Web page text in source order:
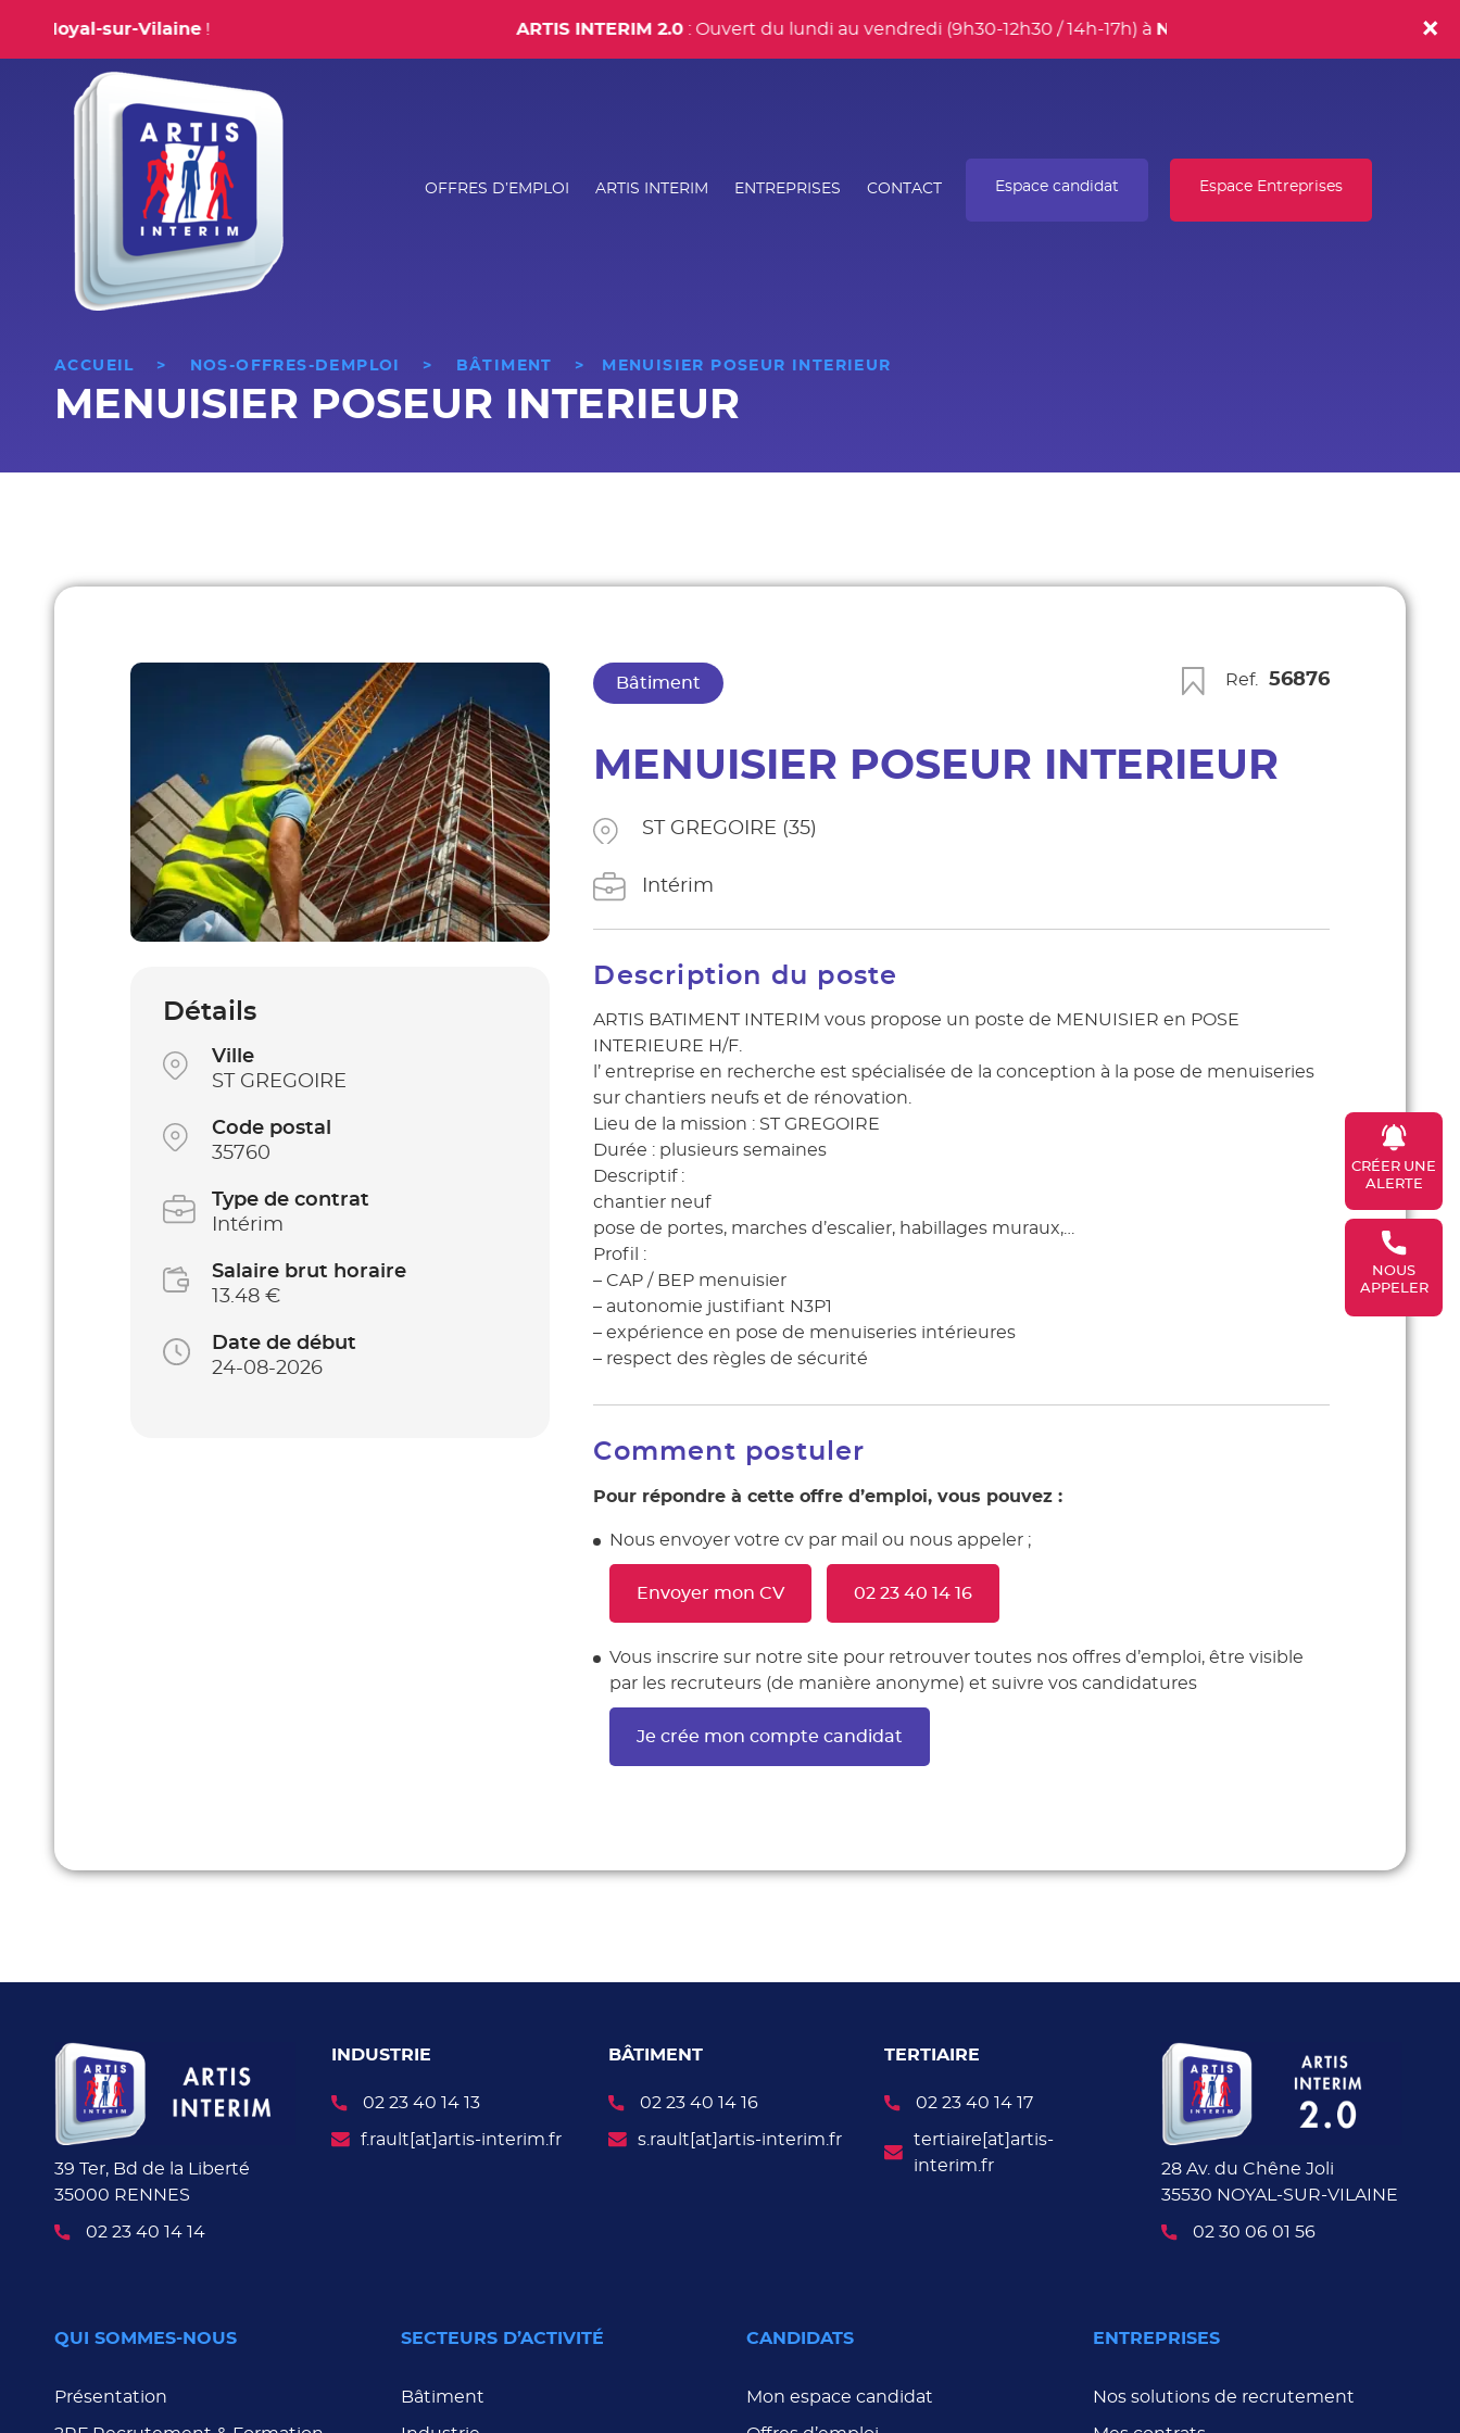
sur-Vilaine! ARTIS INTERIM 2.0 : Ouvert du lundi au vendredi (9h30-12h30 / 14h-17h) àNoyal-sur-Vilaine
Passer
Menu principal
OFFRES D’EMPLOI ARTIS INTERIM ENTREPRISES CONTACT Espace candidat Espace Entreprises
CRÉER UNE
ALERTE
NOUS
APPELER
ACCUEIL > NOS-OFFRES-DEMPLOI > BÂTIMENT > MENUISIER POSEUR INTERIEUR
MENUISIER POSEUR INTERIEUR
Bâtiment Ref. 56876
MENUISIER POSEUR INTERIEUR
ST GREGOIRE (35)
Intérim
Description du poste
ARTIS BATIMENT INTERIM vous propose un poste de MENUISIER en POSE
INTERIEURE H/F.
l’ entreprise en recherche est spécialisée de la conception à la pose de menuiseries
sur chantiers neufs et de rénovation.
Lieu de la mission : ST GREGOIRE
Durée : plusieurs semaines
Descriptif :
chantier neuf
pose de portes, marches d’escalier, habillages muraux,…
Profil :
– CAP / BEP menuisier
– autonomie justifiant N3P1
– expérience en pose de menuiseries intérieures
– respect des règles de sécurité
Comment postuler
Pour répondre à cette offre d’emploi, vous pouvez :
Nous envoyer votre cv par mail ou nous appeler ;
Envoyer mon CV 02 23 40 14 16
Vous inscrire sur notre site pour retrouver toutes nos offres d’emploi, être visible
par les recruteurs (de manière anonyme) et suivre vos candidatures
Je crée mon compte candidat
Détails
Ville
ST GREGOIRE
Code postal
35760
Type de contrat
Intérim
Salaire brut horaire
13.48 €
Date de début
24-08-2026
39 Ter, Bd de la Liberté
35000 RENNES
02 23 40 14 14
INDUSTRIE
02 23 40 14 13
f.rault[at]artis-interim.fr
BÂTIMENT
02 23 40 14 16
s.rault[at]artis-interim.fr
TERTIAIRE
02 23 40 14 17
tertiaire[at]artis-
interim.fr
28 Av. du Chêne Joli
35530 NOYAL-SUR-VILAINE
02 30 06 01 56
QUI SOMMES-NOUS
Présentation
SECTEURS D’ACTIVITÉ
Bâtiment
CANDIDATS
Mon espace candidat
ENTREPRISES
Nos solutions de recrutement